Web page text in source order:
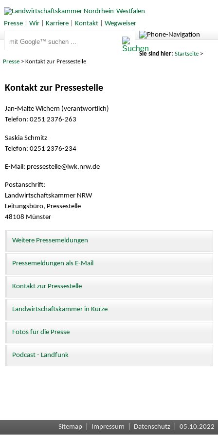
Presse| Wir| Karriere| Kontakt| Wegweiser
Sie sind hier: Startseite>
Presse > Kontakt zur Pressestelle
Kontakt zur Pressestelle
Jan-Malte Wichern (verantwortlich)
Telefon: 0251 2376-263
Saskia Schmitz
Telefon: 0251 2376-234
E-Mail: pressestelle@ lwk.nrw.de
Postanschrift:
Landwirtschaftskammer NRW
Leitungsbüro, Pressestelle
48108 Münster
Weitere Pressemeldungen
Pressemeldungen als E-Mail
Kontakt zur Pressestelle
Landwirtschaftskammer in Kürze
Fotos für die Presse
Podcast - Landfunk
Sitemap Impressum Datenschutz | 05.10.2022